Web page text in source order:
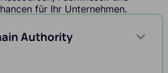
für Ihr Unternehmen.
Authority